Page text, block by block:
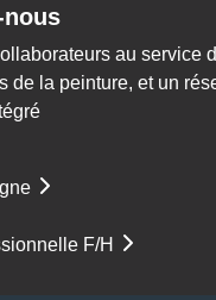
nous
au service
de la peinture, et un
F/H